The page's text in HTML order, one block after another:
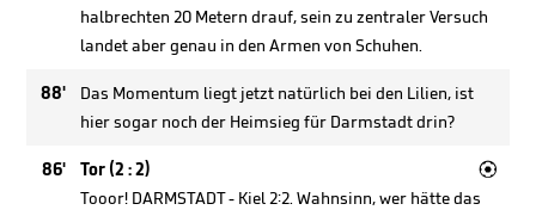
halbrechten 20 Metern drauf, sein zu zentraler Versuch
landet aber genau in den Armen von Schuhen.
88'
Das Momentum liegt jetzt natürlich bei den Lilien, ist
hier sogar noch der Heimsieg für Darmstadt drin?
86' Tor (2 : 2) 
Tooor! DARMSTADT - Kiel 2:2. Wahnsinn, wer hätte das